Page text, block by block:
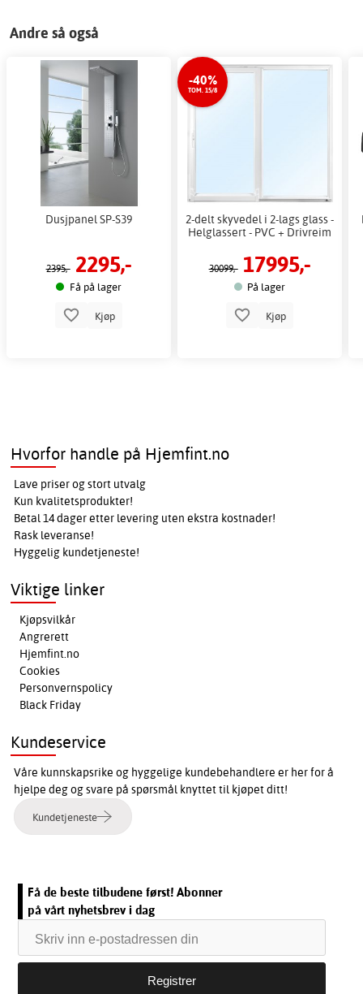
Andre så også
Dusjpanel SP-S39
2395,- 2295,-
Få på lager
Kjøp
-40%
TOM. 15/8
2-delt skyvedel i 2-lags glass -
Helglassert - PVC + Drivreim
30099,- 17995,-
På lager
Kjøp
Hvorfor handle på Hjemfint.no
Lave priser og stort utvalg
Kun kvalitetsprodukter!
Betal 14 dager etter levering uten ekstra kostnader!
Rask leveranse!
Hyggelig kundetjeneste!
Viktige linker
Kjøpsvilkår
Angrerett
Hjemfint.no
Cookies
Personvernspolicy
Black Friday
Kundeservice
Våre kunnskapsrike og hyggelige kundebehandlere er her for å
hjelpe deg og svare på spørsmål knyttet til kjøpet ditt!
Kundetjeneste
Få de beste tilbudene først! Abonner
på vårt nyhetsbrev i dag